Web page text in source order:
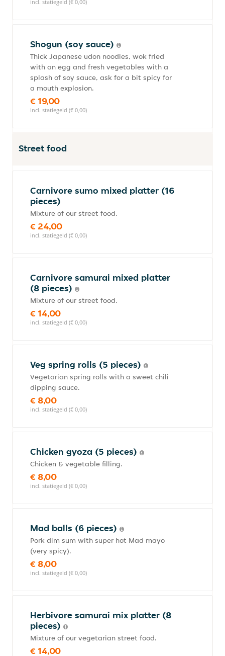
incl. statiegeld (€ 0,00)
Shogun (soy sauce)
Thick Japanese udon noodles, wok fried
with an egg and fresh vegetables with a
splash of soy sauce, ask for a bit spicy for
a mouth explosion.
€ 19,00
incl. statiegeld (€ 0,00)
Street food
Carnivore sumo mixed platter (16
pieces)
Mixture of our street food.
€ 24,00
incl. statiegeld (€ 0,00)
Carnivore samurai mixed platter
(8 pieces)
Mixture of our street food.
€ 14,00
incl. statiegeld (€ 0,00)
Veg spring rolls (5 pieces)
Vegetarian spring rolls with a sweet chili
dipping sauce.
€ 8,00
incl. statiegeld (€ 0,00)
Chicken gyoza (5 pieces)
Chicken & vegetable filling.
€ 8,00
incl. statiegeld (€ 0,00)
Mad balls (6 pieces)
Pork dim sum with super hot Mad mayo
(very spicy).
€ 8,00
incl. statiegeld (€ 0,00)
Herbivore samurai mix platter (8
pieces)
Mixture of our vegetarian street food.
€ 14,00